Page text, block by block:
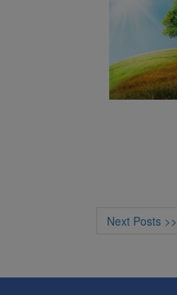
Next Posts >>